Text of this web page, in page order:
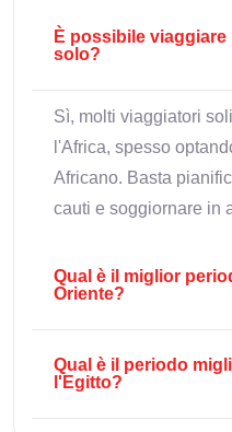
È possibile
solo?
Sì, molti viaggiatori
l'Africa, spesso
Africano. Basta
cauti e soggiornare in
Qual è il miglior
Oriente?
Qual è il periodo
l'Egitto?